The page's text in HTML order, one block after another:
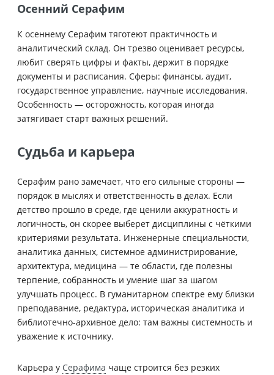
Осенний Серафим
К осеннему Серафим тяготеют практичность и
аналитический склад. Он трезво оценивает ресурсы,
любит сверять цифры и факты, держит в порядке
документы и расписания. Сферы: финансы, аудит,
государственное управление, научные исследования.
Особенность — осторожность, которая иногда
затягивает старт важных решений.
Судьба и карьера
Серафим рано замечает, что его сильные стороны —
порядок в мыслях и ответственность в делах. Если
детство прошло в среде, где ценили аккуратность и
логичность, он скорее выберет дисциплины с чёткими
критериями результата. Инженерные специальности,
аналитика данных, системное администрирование,
архитектура, медицина — те области, где полезны
терпение, собранность и умение шаг за шагом
улучшать процесс. В гуманитарном спектре ему близки
преподавание, редактура, историческая аналитика и
библиотечно-архивное дело: там важны системность и
уважение к источнику.
Карьера у Серафима чаще строится без резких